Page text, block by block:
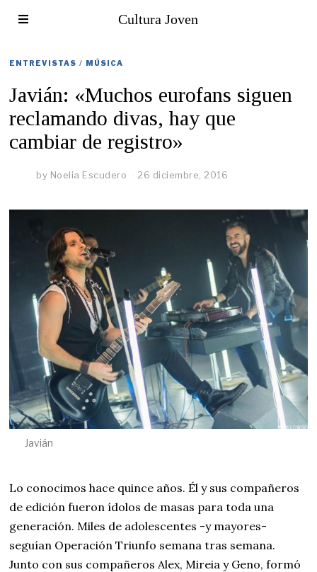
Cultura Joven
ENTREVISTAS / MÚSICA
Javián: «Muchos eurofans siguen
reclamando divas, hay que
cambiar de registro»
by Noelia Escudero 26 diciembre, 2016
Javián
Lo conocimos hace quince años. Él y sus compañeros
de edición fueron ídolos de masas para toda una
generación. Miles de adolescentes -y mayores-
seguían Operación Triunfo semana tras semana.
Junto con sus compañeros Alex, Mireia y Geno, formó